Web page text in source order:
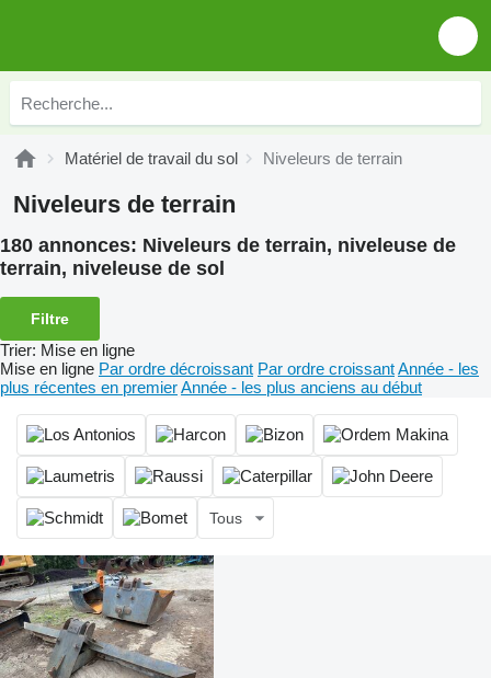
Matériel de travail du sol Niveleurs de terrain
Niveleurs de terrain
180 annonces: Niveleurs de terrain, niveleuse de
terrain, niveleuse de sol
Filtre
Trier: Mise en ligne
Mise en ligne Par ordre décroissant Par ordre croissantAnnée - les
plus récentes en premierAnnée - les plus anciens au début
Tous